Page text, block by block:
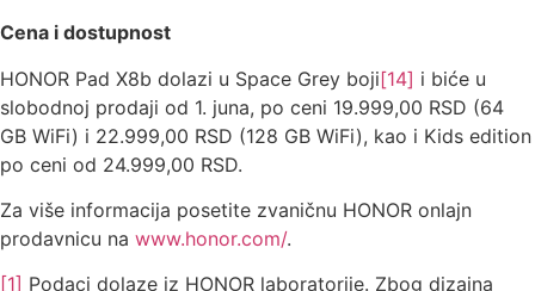
Cena i dostupnost
HONOR Pad X8b dolazi u Space Grey boji[14] i biće u
slobodnoj prodaji od 1. juna, po ceni 19.999,00 RSD (64
GB WiFi) i 22.999,00 RSD (128 GB WiFi), kao i Kids edition
po ceni od 24.999,00 RSD.
Za više informacija posetite zvaničnu HONOR onlajn
prodavnicu na www.honor.com/.
[1] Podaci dolaze iz HONOR laboratorije. Zbog dizajna